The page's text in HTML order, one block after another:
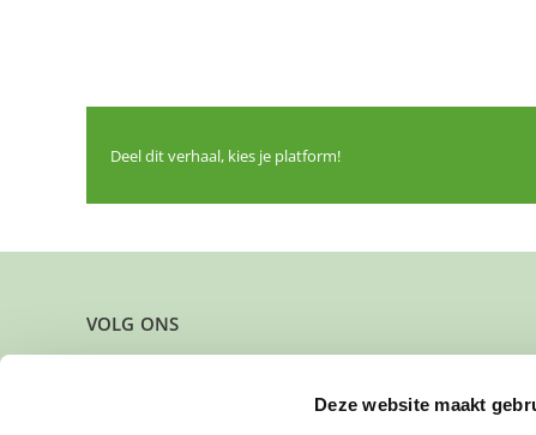
Deze website maakt
Deel dit verhaal, kies je platform!
VOLG ONS